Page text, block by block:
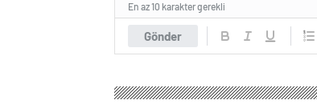
Gönder
En az 10 karakter gerekli